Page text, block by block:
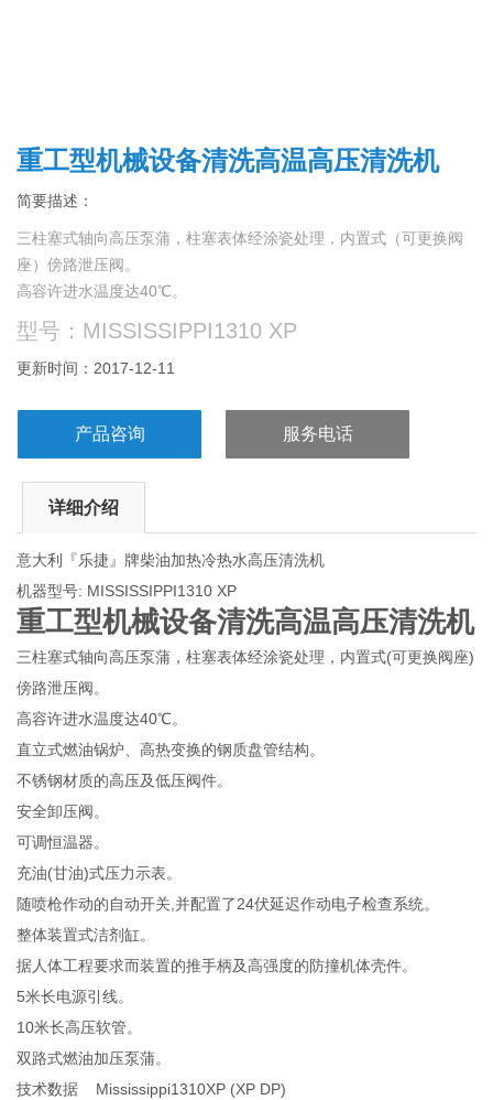
重工型机械设备清洗高温高压清洗机
简要描述：
三柱塞式轴向高压泵蒲，柱塞表体经涂瓷处理，内置式（可更换阀
座）傍路泄压阀。
高容许进水温度达40℃。
直立式燃油锅炉、高热变换的钢质盘管结构。
不锈钢材质的高压及低压阀件。
安全卸压阀。
充油（甘油）式压力示表。
据人体工程要求而装置的推手柄及高强度的防撞机体壳件。
5米长电源引线。
型号：MISSISSIPPI1310 XP
更新时间：2017-12-11
产品咨询 服务电话
详细介绍
意大利『乐捷』牌柴油加热冷热水高压清洗机
机器型号: MISSISSIPPI1310 XP
重工型机械设备清洗高温高压清洗机
三柱塞式轴向高压泵蒲，柱塞表体经涂瓷处理，内置式(可更换阀座)
傍路泄压阀。
高容许进水温度达40℃。
直立式燃油锅炉、高热变换的钢质盘管结构。
不锈钢材质的高压及低压阀件。
安全卸压阀。
可调恒温器。
充油(甘油)式压力示表。
随喷枪作动的自动开关,并配置了24伏延迟作动电子检查系统。
整体装置式洁剂缸。
据人体工程要求而装置的推手柄及高强度的防撞机体壳件。
5米长电源引线。
10米长高压软管。
双路式燃油加压泵蒲。
技术数据 Mississippi1310XP (XP DP)